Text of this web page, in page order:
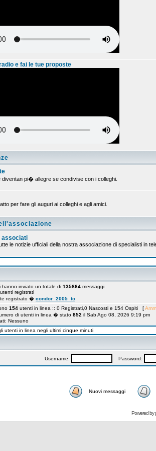
e fai le tue proposte
diventan pi� allegre se condivise con i colleghi.
per fare gli auguri ai colleghi e agli amici.
associati
le notizie ufficiali della nostra associazione di specialisti in
hanno inviato un totale di 135864 messaggi
utenti registrati
registrato � condor_2005_to
154 utenti in linea :: 0 Registrati,0 Nascosti e 154 Ospiti [
di utenti in linea � stato 852 il Sab Ago 08, 2026 9:19 pm
Nessuno
utenti in linea negli ultimi cinque minuti
Username: Password:
Nuovi messaggi
Powered by